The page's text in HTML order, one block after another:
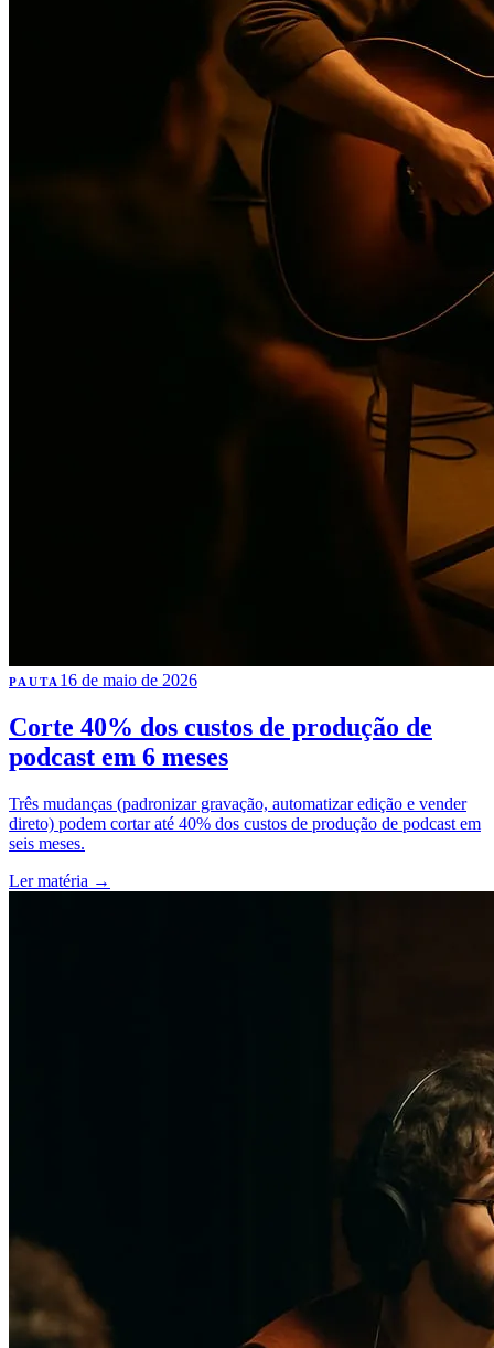
PAUTA 16 de maio de 2026
Corte 40% dos custos de produção de
podcast em 6 meses
Três mudanças (padronizar gravação, automatizar edição e vender
direto) podem cortar até 40% dos custos de produção de podcast em
seis meses.
Ler matéria →